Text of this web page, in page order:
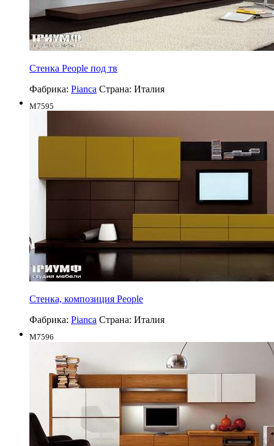
Стенка People под тв
Фабрика: Pianca Страна: Италия
M7595
Стенка, композиция People
Фабрика: Pianca Страна: Италия
M7596